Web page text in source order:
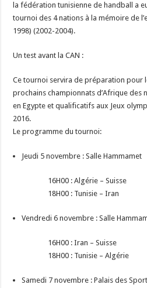
la fédération tunisienne de handball a
tournoi des 4 nations à la mémoire de
1998) (2002-2004).
Un test avant la CAN :
Ce tournoi servira de préparation pour
prochains championnats d’Afrique des
en Egypte et qualificatifs aux Jeux
2016.
Le programme du tournoi:
Jeudi 5 novembre : Salle Hammamet
16H00 : Algérie – Suisse
18H00 : Tunisie – Iran
Vendredi 6 novembre : Salle
16H00 : Iran – Suisse
18H00 : Tunisie – Algérie
Samedi 7 novembre : Palais des